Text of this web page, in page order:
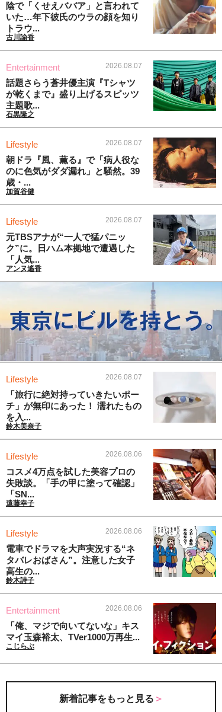
陰で「くせえババア」と言われて
いた…年下彼氏のウラの顔を知り
トラウ...
古川諭香
Entertainment 2026.08.07
話題さらう蒼井優主演『Tシャツ
が乾くまで』盛り上げるスピッツ
主題歌...
石黒隆之
Lifestyle 2026.08.07
朝ドラ『風、薫る』で「病人役な
のに色気がダダ漏れ」と騒然。39
歳・...
加賀谷健
Lifestyle 2026.08.07
元TBSアナが“一人で猛パニッ
ク”に。日ハム本拠地で遭遇した
「人気...
アンヌ遙香
Lifestyle 2026.08.07
「旅行に絶対持っていきたいポー
チ」が無印にあった！ 濡れたもの
を入...
鈴木美奈子
Lifestyle 2026.08.06
コスメ4万点を試した美容プロの
失敗談。「手の甲に塗って確認」
「SN...
遠藤幸子
Lifestyle 2026.08.06
電車でドラマを大声実況する“ネ
タバレおばさん”。注意した女子
高生の...
鈴木詩子
Entertainment 2026.08.06
「俺、マジで向いてないな」キス
マイ玉森裕太、TVer1000万再生...
こじらぶ
新着記事をもっと見る